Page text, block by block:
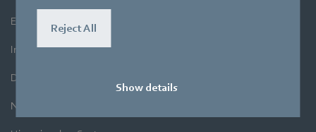
Reject All
Show details
Einkauf
Impressum
Datenschutz
Newsletter